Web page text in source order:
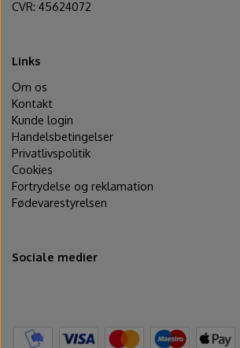
CVR: 45624072
Links
Om os
Kontakt
Kunde login
Handelsbetingelser
Privatlivspolitik
Cookies
Fortrydelse og reklamation
Fødevarestyrelsen
Sociale medier